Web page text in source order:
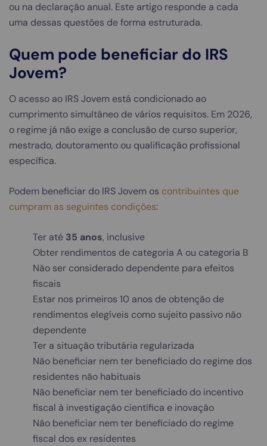
ou na declaração anual. Este artigo responde a cada
uma dessas questões de forma estruturada.
Quem pode beneficiar do IRS
Jovem?
O acesso ao IRS Jovem está condicionado ao
cumprimento simultâneo de vários requisitos. Em 2026,
o regime já não exige a conclusão de curso superior,
mestrado, doutoramento ou qualificação profissional
específica.
Podem beneficiar do IRS Jovem os contribuintes que
cumpram as seguintes condições:
Ter até 35 anos, inclusive
Obter rendimentos de categoria A ou categoria B
Não ser considerado dependente para efeitos
fiscais
Estar nos primeiros 10 anos de obtenção de
rendimentos elegíveis como sujeito passivo não
dependente
Ter a situação tributária regularizada
Não beneficiar nem ter beneficiado do regime dos
residentes não habituais
Não beneficiar nem ter beneficiado do incentivo
fiscal à investigação científica e inovação
Não beneficiar nem ter beneficiado do regime
fiscal dos ex residentes